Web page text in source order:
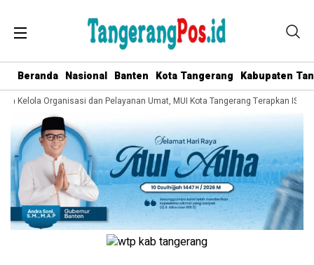
Beranda Nasional Banten Kota Tangerang Kabupaten
Kelola Organisasi dan Pelayanan Umat, MUI Kota Tangerang Terapkan ISO